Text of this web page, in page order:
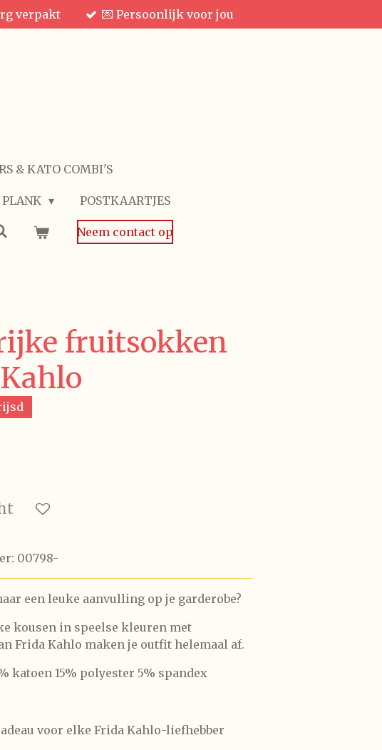
verpakt 💌 Persoonlijk voor jou
& KATO COMBI'S
PLANK POSTKAARTJES
Neem contact op
fruitsokken
00798-
een leuke aanvulling op je garderobe?
kousen in speelse kleuren met
Frida Kahlo maken je outfit helemaal af.
katoen 15% polyester 5% spandex
voor elke Frida Kahlo-liefhebber